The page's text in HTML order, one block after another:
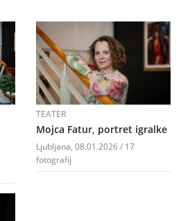
TEATER
Mojca Fatur, portret igralke
Ljubljana, 08.01.2026 / 17
fotografij